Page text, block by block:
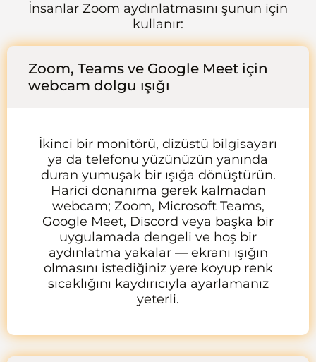
İnsanlar Zoom aydınlatmasını şunun için
kullanır:
Zoom, Teams ve Google Meet için
webcam dolgu ışığı
İkinci bir monitörü, dizüstü bilgisayarı
ya da telefonu yüzünüzün yanında
duran yumuşak bir ışığa dönüştürün.
Harici donanıma gerek kalmadan
webcam; Zoom, Microsoft Teams,
Google Meet, Discord veya başka bir
uygulamada dengeli ve hoş bir
aydınlatma yakalar — ekranı ışığın
olmasını istediğiniz yere koyup renk
sıcaklığını kaydırıcıyla ayarlamanız
yeterli.